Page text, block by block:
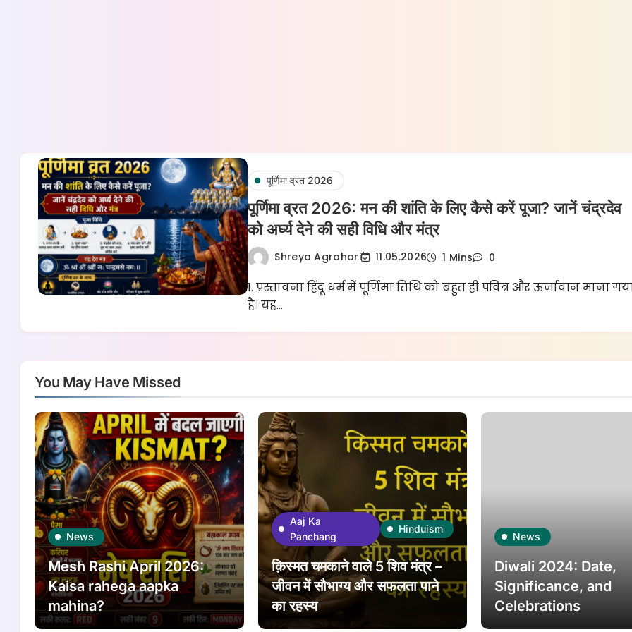
पूर्णिमा व्रत 2026
पूर्णिमा व्रत 2026: मन की शांति के लिए कैसे करें पूजा? जानें चंद्रदेव
को अर्घ्य देने की सही विधि और मंत्र
Shreya Agrahari 11.05.2026 1 Mins 0
1. प्रस्तावना हिंदू धर्म में पूर्णिमा तिथि को बहुत ही पवित्र और ऊर्जावान माना
है। यह…
You May Have Missed
News
Mesh Rashi April 2026:
Kaisa rahega aapka
mahina?
Aaj Ka
Panchang
Hinduism
क़िस्मत चमकाने वाले 5 शिव मंत्र –
जीवन में सौभाग्य और सफलता पाने
का रहस्य
News
Diwali 2024: Date,
Significance, and
Celebrations